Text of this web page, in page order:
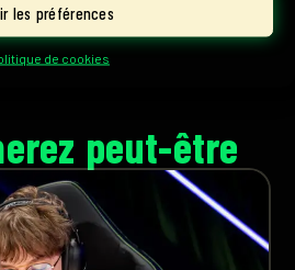
les préférences
de cookies
peut-être